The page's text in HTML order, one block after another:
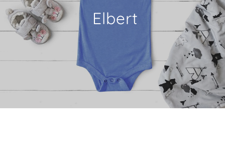
Elbert